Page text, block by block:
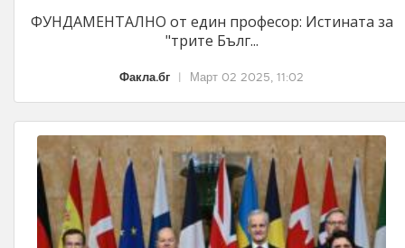
ФУНДАМЕНТАЛНО от един професор: Истината за
"трите Бълг...
Факла.бг Март 02 2025, 11:02